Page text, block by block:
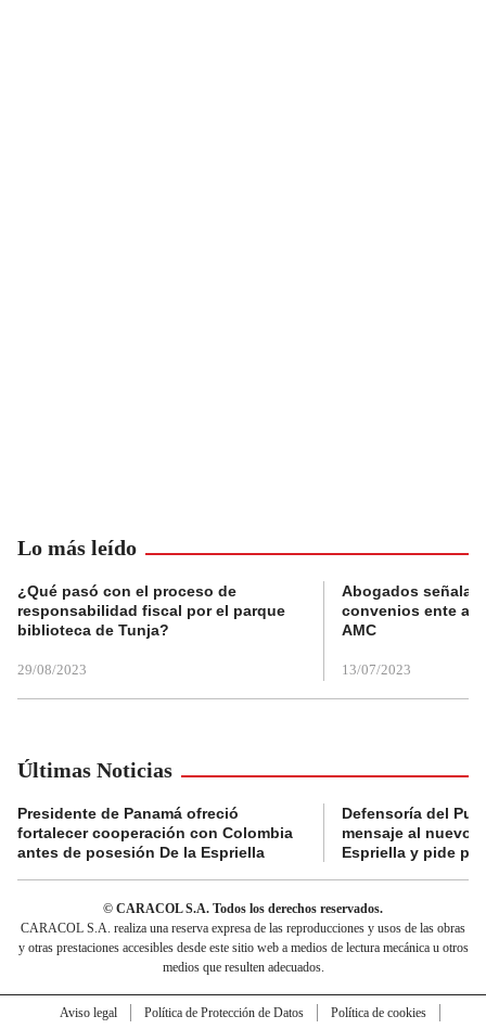
Lo más leído
¿Qué pasó con el proceso de
responsabilidad fiscal por el parque
biblioteca de Tunja?
29/08/2023
Abogados
convenios ente
AMC
13/07/2023
Últimas Noticias
Presidente de Panamá ofreció
fortalecer cooperación con Colombia
antes de posesión De la Espriella
Defensoría del
mensaje al nuevo
Espriella y pide
© CARACOL S.A. Todos los derechos reservados.
CARACOL S.A. realiza una reserva expresa de las reproducciones y usos de las obras
y otras prestaciones accesibles desde este sitio web a medios de lectura mecánica u otros
medios que resulten adecuados.
Aviso legal Política de Protección de Datos
Política de cookies